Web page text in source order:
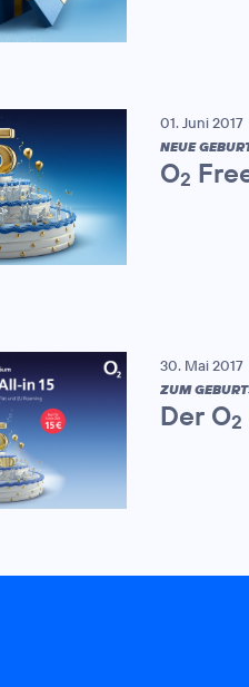
01. Juni 2017
NEUE
O2
30. Mai 2017
ZUM
Der O2